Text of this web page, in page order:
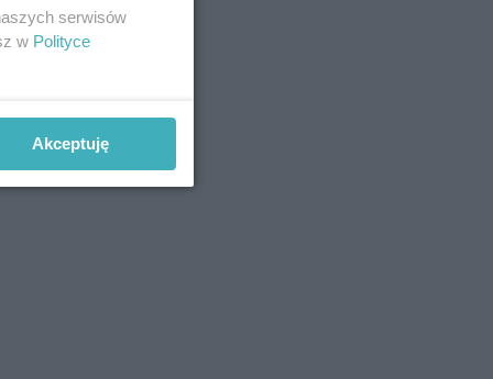
serwisów
w Polityce
Akceptuję